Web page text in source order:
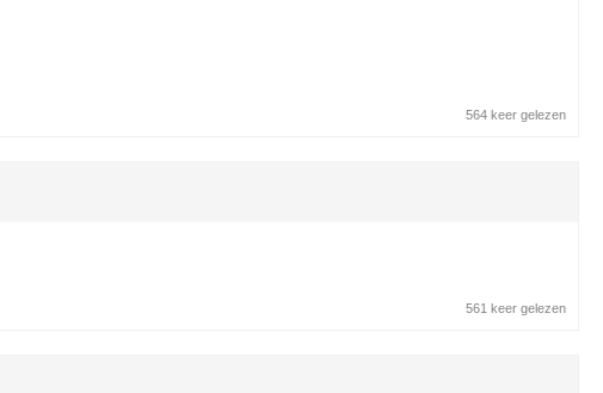
564 keer gelezen
561 keer gelezen